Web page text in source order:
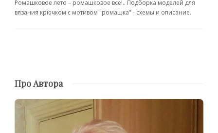
Ромашковое лето – ромашковое все!.. Подборка моделей для
вязания крючком с мотивом "ромашка" - схемы и описание.
Про Автора